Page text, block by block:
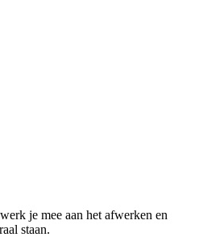
je mee aan het afwerken en
staan.